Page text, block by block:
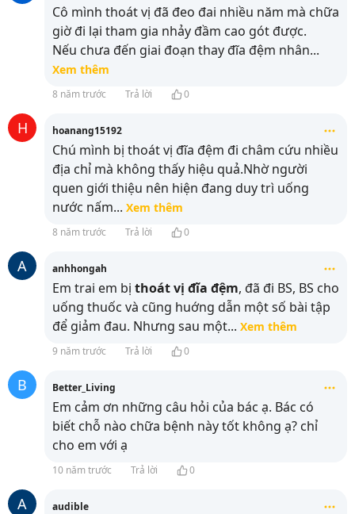
Cô mình thoát vị đã đeo đai nhiều năm mà chữa
giờ đi lại tham gia nhảy đầm cao gót được.
Nếu chưa đến giai đoạn thay đĩa đệm nhân...
Xem thêm
8 năm trước Trả lời 0
H hoanang15192
Chú mình bị thoát vị đĩa đệm đi châm cứu nhiều
địa chỉ mà không thấy hiệu quả.Nhờ người
quen giới thiệu nên hiện đang duy trì uống
nước nấm... Xem thêm
8 năm trước Trả lời 0
A anhhongah
Em trai em bị thoát vị đĩa đệm, đã đi BS, BS cho
uống thuốc và cũng huớng dẫn một số bài tập
để giảm đau. Nhưng sau một... Xem thêm
9 năm trước Trả lời 0
B Better_Living
Em cảm ơn những câu hỏi của bác ạ. Bác có
biết chỗ nào chữa bệnh này tốt không ạ? chỉ
cho em với ạ
10 năm trước Trả lời 0
A audible